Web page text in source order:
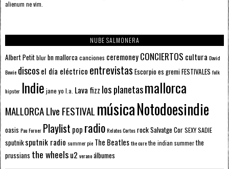
alienum ne vim.
NUBE SALMONERA
Albert Petitblurbn mallorcacanciones ceremoneyCONCIERTOS cultura David
Bowie discosel día eléctrico entrevistas Escorpioes gremiFESTIVALES folk
hipster Indie jane yo l.a. Lava fizz los planetasmallorca
MALLORCA LIve FESTIVAL músicaNotodoesindie
oasis Pau Forner Playlist pop radioRelatos CortosrockSalvatge CorSEXY SADIE
sputnik sputnik radio summer pie The Beatlesthe curethe indian summerthe
prussians the wheelsu2 veranoálbumes